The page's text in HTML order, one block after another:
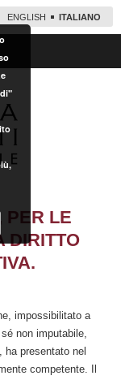
ENGLISH ITALIANO
PER LE
DIRITTO
impossibilitato a
non imputabile,
presentato nel
competente. Il